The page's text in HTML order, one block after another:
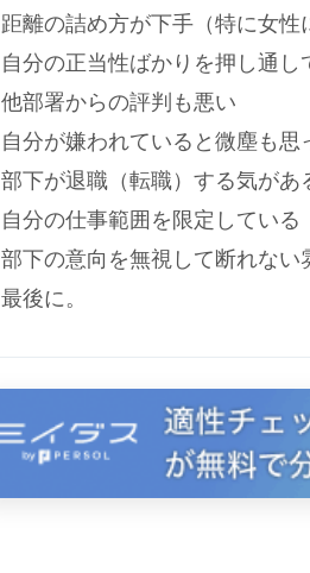
距離の詰め方が下手（特に女性
自分の正当性ばかりを押し通し
他部署からの評判も悪い
自分が嫌われていると微塵も思
部下が退職（転職）する気が
自分の仕事範囲を限定している
部下の意向を無視して断れない
最後に。